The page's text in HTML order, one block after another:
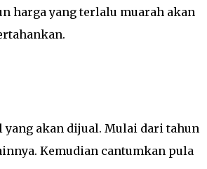
harga yang terlalu muarah akan
akan dijual. Mulai dari tahun
Kemudian cantumkan pula